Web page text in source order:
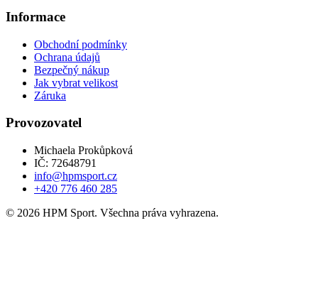
Informace
Obchodní podmínky
Ochrana údajů
Bezpečný nákup
Jak vybrat velikost
Záruka
Provozovatel
Michaela Prokůpková
IČ: 72648791
info@hpmsport.cz
+420 776 460 285
© 2026 HPM Sport. Všechna práva vyhrazena.